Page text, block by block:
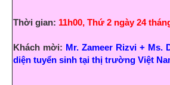
Thời gian: 11h00, Thứ 2 ngày 24
Khách mời: Mr. Zameer Rizvi + Ms.
diện tuyển sinh tại thị trường Việt